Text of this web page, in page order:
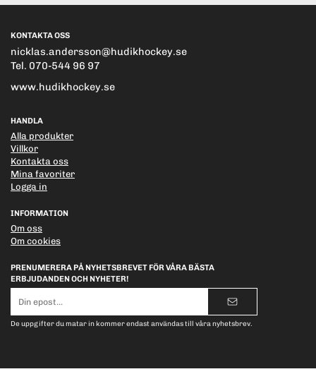
KONTAKTA OSS
nicklas.andersson@hudikhockey.se
Tel. 070-544 96 97
www.hudikhockey.se
HANDLA
Alla produkter
Villkor
Kontakta oss
Mina favoriter
Logga in
INFORMATION
Om oss
Om cookies
PRENUMERERA PÅ NYHETSBREVET FÖR VÅRA BÄSTA
ERBJUDANDEN OCH NYHETER!
postadress
De uppgifter du matar in kommer endast användas till våra nyhetsbrev.